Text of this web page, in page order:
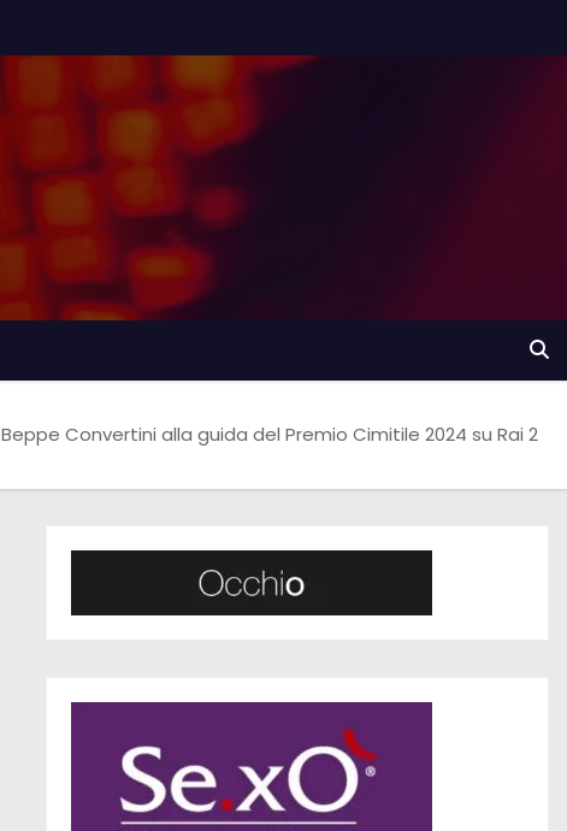
Beppe Convertini alla guida del Premio Cimitile 2024 su Rai 2